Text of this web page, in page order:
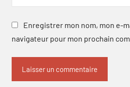
Enregistrer mon nom, mon e-
navigateur pour mon prochain